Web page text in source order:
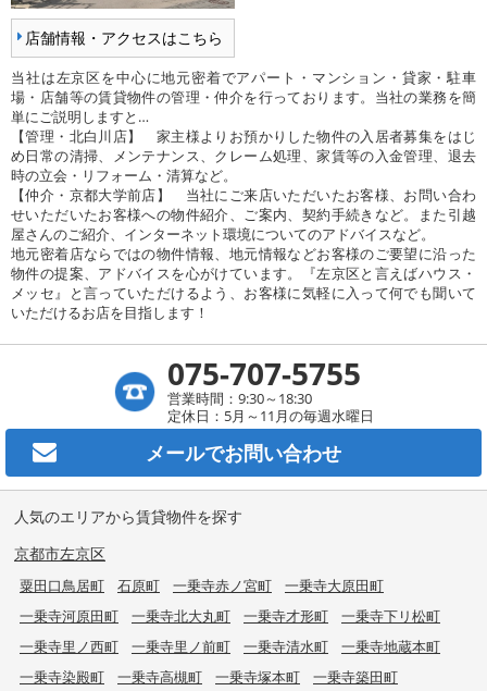
店舗情報・アクセスはこちら
当社は左京区を中心に地元密着でアパート・マンション・貸家・駐車
場・店舗等の賃貸物件の管理・仲介を行っております。当社の業務を簡
単にご説明しますと…
【管理・北白川店】 家主様よりお預かりした物件の入居者募集をはじ
め日常の清掃、メンテナンス、クレーム処理、家賃等の入金管理、退去
時の立会・リフォーム・清算など。
【仲介・京都大学前店】 当社にご来店いただいたお客様、お問い合わ
せいただいたお客様への物件紹介、ご案内、契約手続きなど。また引越
屋さんのご紹介、インターネット環境についてのアドバイスなど。
地元密着店ならではの物件情報、地元情報などお客様のご要望に沿った
物件の提案、アドバイスを心がけています。『左京区と言えばハウス・
メッセ』と言っていただけるよう、お客様に気軽に入って何でも聞いて
いただけるお店を目指します！
075-707-5755
営業時間：9:30～18:30
定休日：5月～11月の毎週水曜日
メールでお問い合わせ
人気のエリアから賃貸物件を探す
京都市左京区
粟田口鳥居町 石原町 一乗寺赤ノ宮町
一乗寺大原田町
一乗寺河原田町
一乗寺北大丸町 一乗寺才形町
一乗寺下リ松町
一乗寺里ノ西町
一乗寺里ノ前町 一乗寺清水町
一乗寺地蔵本町
一乗寺染殿町
一乗寺高槻町 一乗寺塚本町 一乗寺築田町